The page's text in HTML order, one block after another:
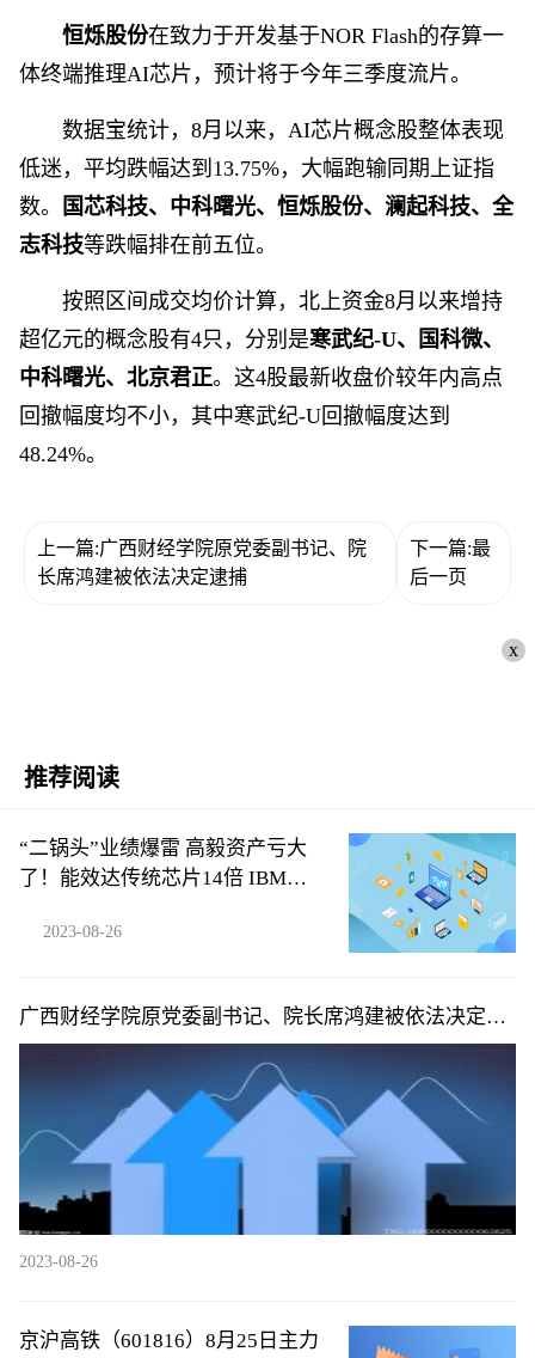
恒烁股份在致力于开发基于NOR Flash的存算一
体终端推理AI芯片，预计将于今年三季度流片。
数据宝统计，8月以来，AI芯片概念股整体表现
低迷，平均跌幅达到13.75%，大幅跑输同期上证指
数。
国芯科技、中科曙光、恒烁股份、澜起科技、全
志科技等跌幅排在前五位。
按照区间成交均价计算，北上资金8月以来增持
超亿元的概念股有4只，分别是寒武纪-U、国科微、
中科曙光、北京君正。这4股最新收盘价较年内高点
回撤幅度均不小，其中寒武纪-U回撤幅度达到
48.24%。
上一篇:广西财经学院原党委副书记、院
长席鸿建被依法决定逮捕
下一篇:最
后一页
x
推荐阅读
“二锅头”业绩爆雷 高毅资产亏大
了！能效达传统芯片14倍 IBM开
2023-08-26
广西财经学院原党委副书记、院长席鸿建被依法决定逮
捕
2023-08-26
京沪高铁（601816）8月25日主力